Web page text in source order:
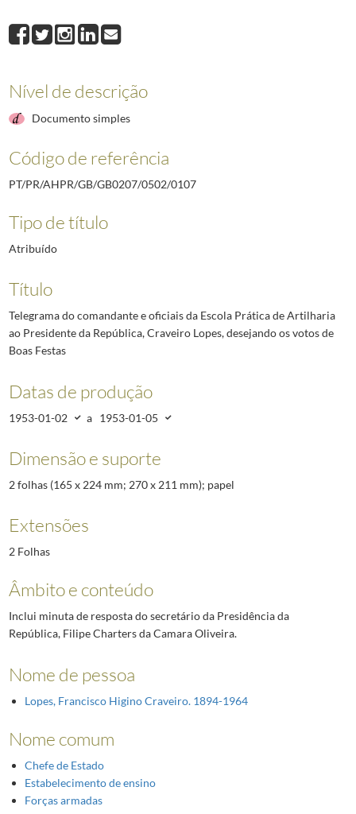
0108Telegrama da Divisão da Mocidade Portuguesa da Beira Litoral ao
0109Telegrama do governador da Guiné ao Presidente da República,
0111
Telegrama dos empregados da Empresa Mineira do Alto do Ligonha,
(...)
Nível de descrição
Documento simples
Código de referência
PT/PR/AHPR/GB/GB0207/0502/0107
Tipo de título
Atribuído
Título
Telegrama do comandante e oficiais da Escola Prática de Artilharia
ao Presidente da República, Craveiro Lopes, desejando os votos de
Boas Festas
Datas de produção
1953-01-02 a 1953-01-05
Dimensão e suporte
2 folhas (165 x 224 mm; 270 x 211 mm); papel
Extensões
2 Folhas
Âmbito e conteúdo
Inclui minuta de resposta do secretário da Presidência da
República, Filipe Charters da Camara Oliveira.
Nome de pessoa
Lopes, Francisco Higino Craveiro. 1894-1964
Nome comum
Chefe de Estado
Estabelecimento de ensino
Forças armadas